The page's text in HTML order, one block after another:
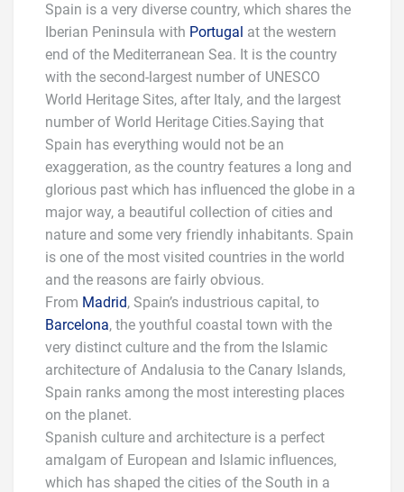
Spain is a very diverse country, which shares the
Iberian Peninsula with Portugal at the western
end of the Mediterranean Sea. It is the country
with the second-largest number of UNESCO
World Heritage Sites, after Italy, and the largest
number of World Heritage Cities.Saying that
Spain has everything would not be an
exaggeration, as the country features a long and
glorious past which has influenced the globe in a
major way, a beautiful collection of cities and
nature and some very friendly inhabitants. Spain
is one of the most visited countries in the world
and the reasons are fairly obvious.
From Madrid, Spain’s industrious capital, to
Barcelona, the youthful coastal town with the
very distinct culture and the from the Islamic
architecture of Andalusia to the Canary Islands,
Spain ranks among the most interesting places
on the planet.
Spanish culture and architecture is a perfect
amalgam of European and Islamic influences,
which has shaped the cities of the South in a